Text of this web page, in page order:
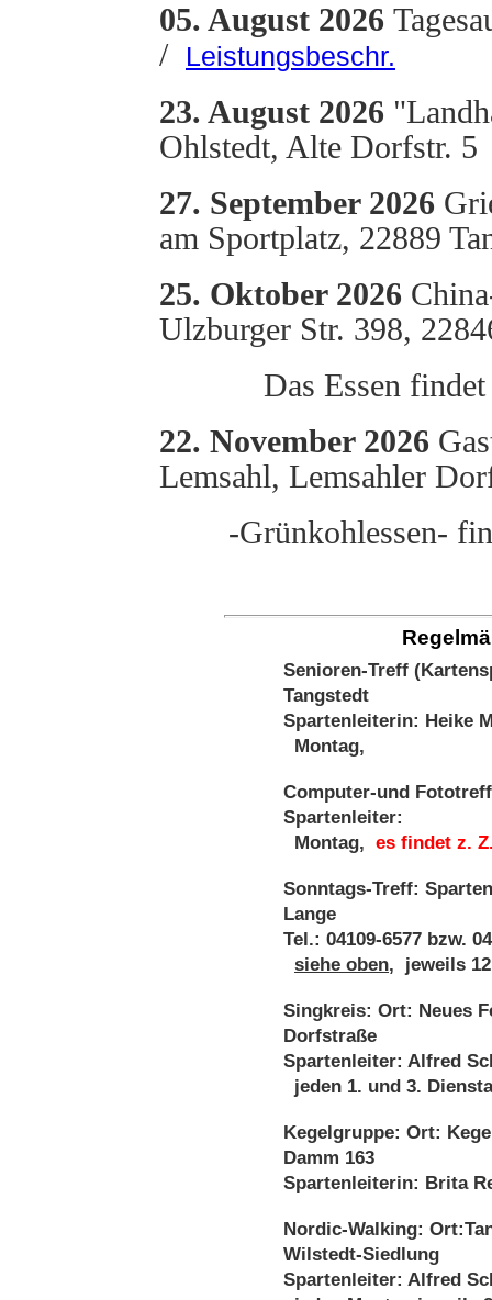
05. August 2026
/
Leistungsbeschr.
23. August 2026
Ohlstedt, Alte Dorfstr. 5
27. September 2026
am Sportplatz, 22889
25. Oktober 2026
Ulzburger Str. 398,
Das Essen
22. November 2026
Lemsahl, Lemsahler
-Grünkohlessen-
Senioren-Treff
Tangstedt
Spartenleiterin: Heike
Montag,
Computer-und
Spartenleiter:
Montag, es findet z.
Sonntags-Treff:
Lange
Tel.: 04109-6577 bzw.
siehe oben, jeweils
Singkreis: Ort: Neues
Dorfstraße
Spartenleiter: Alfred
jeden 1. und 3.
Kegelgruppe: Ort:
Damm 163
Spartenleiterin: Brita
Nordic-Walking:
Wilstedt-Siedlung
Spartenleiter: Alfred